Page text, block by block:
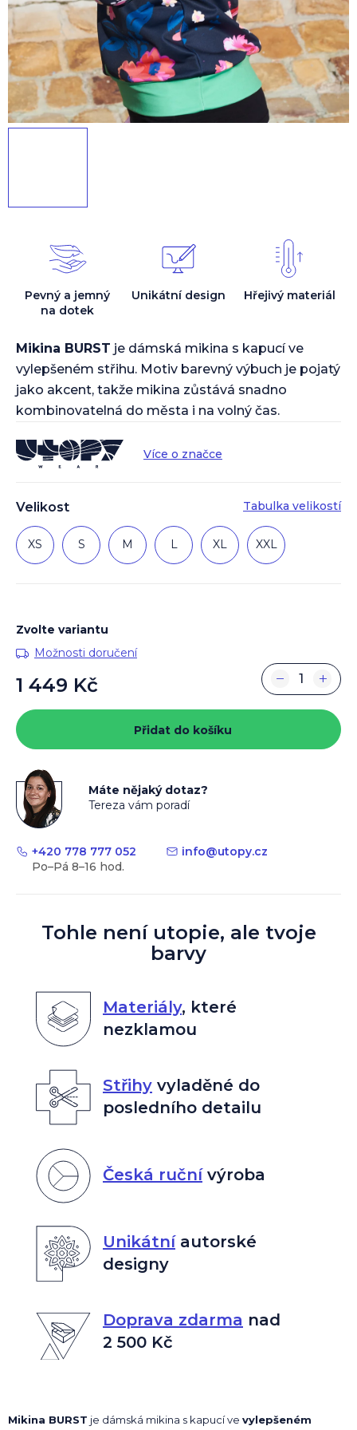
Velikost Tabulka velikostí
XS S M L XL XXL
Mikina BURST je dámská mikina s kapucí ve
vylepšeném střihu. Motiv barevný výbuch je pojatý
jako akcent, takže mikina zůstává snadno
kombinovatelná do města i na volný čas.
Více o značce
Pevný a jemný
na dotek
Unikátní design Hřejivý materiál
Zvolte variantu
Možnosti doručení
1 449 Kč
cena:
+
−
Přidat do košíku
Máte nějaký dotaz?
Tereza vám poradí
+420 778 777 052 info@utopy.cz
Tohle není utopie, ale tvoje
barvy
Materiály, které
nezklamou
Střihyvyladěné do
posledního detailu
Česká ručnívýroba
Unikátníautorské
designy
Doprava zdarma nad
2 500 Kč
Mikina BURST je dámská mikina s kapucí ve vylepšeném